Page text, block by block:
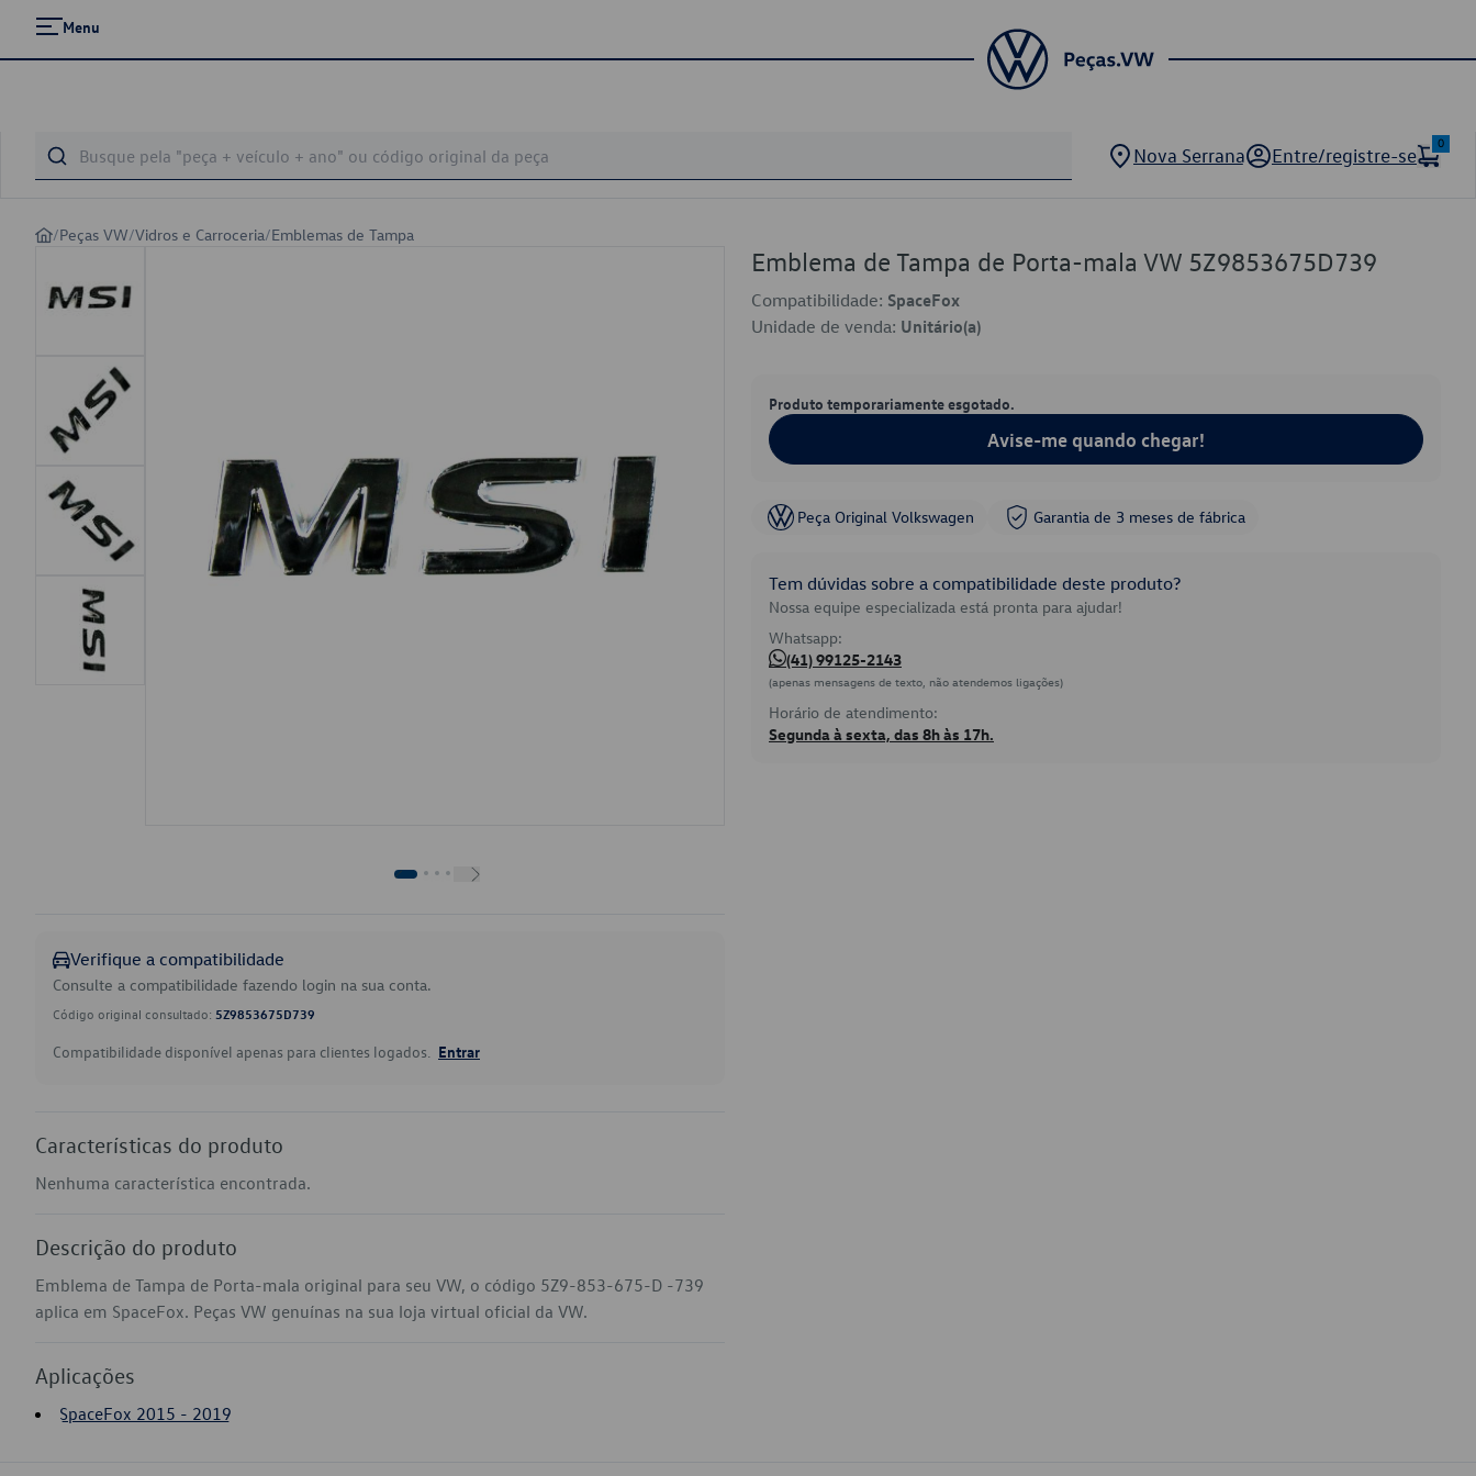
Menu
Nova Serrana Entre/registre-se
0
/Peças VW/Vidros e Carroceria/Emblemas de Tampa
Verifique a compatibilidade
Consulte a compatibilidade fazendo login na sua conta.
Código original consultado: 5Z9853675D739
Compatibilidade disponível apenas para clientes logados. Entrar
Características do produto
Nenhuma característica encontrada.
Descrição do produto
Emblema de Tampa de Porta-mala original para seu VW, o código 5Z9-853-675-D -739
aplica em SpaceFox. Peças VW genuínas na sua loja virtual oficial da VW.
Aplicações
SpaceFox 2015 - 2019
Emblema de Tampa de Porta-mala VW 5Z9853675D739
Compatibilidade: SpaceFox
Unidade de venda: Unitário(a)
Produto temporariamente esgotado.
Avise-me quando chegar!
Peça Original Volkswagen Garantia de 3 meses de fábrica
Tem dúvidas sobre a compatibilidade deste produto?
Nossa equipe especializada está pronta para ajudar!
Whatsapp:
(41) 99125-2143
(apenas mensagens de texto, não atendemos ligações)
Horário de atendimento:
Segunda à sexta, das 8h às 17h.